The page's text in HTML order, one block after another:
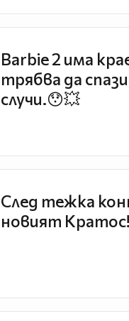
Barbie 2 има
трябва да
случи.😯💥
След тежка
новият